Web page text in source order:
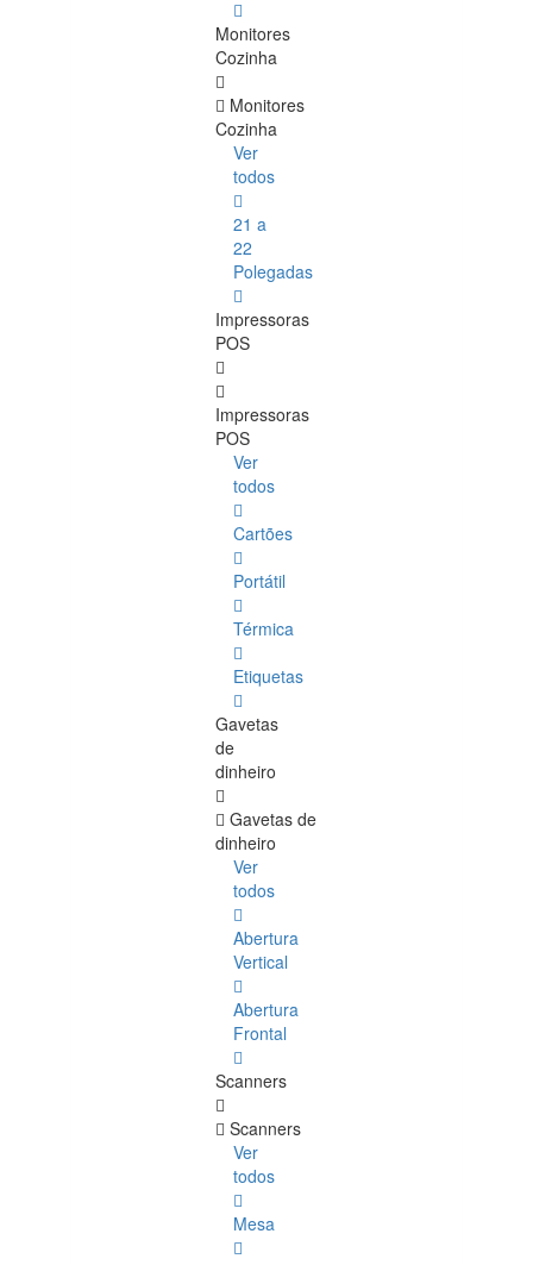
Monitores
Cozinha
Monitores
Cozinha
Ver
todos
21 a
22
Polegadas
Impressoras
POS
Impressoras
POS
Ver
todos
Cartões
Portátil
Térmica
Etiquetas
Gavetas
de
dinheiro
Gavetas de
dinheiro
Ver
todos
Abertura
Vertical
Abertura
Frontal
Scanners
Scanners
Ver
todos
Mesa